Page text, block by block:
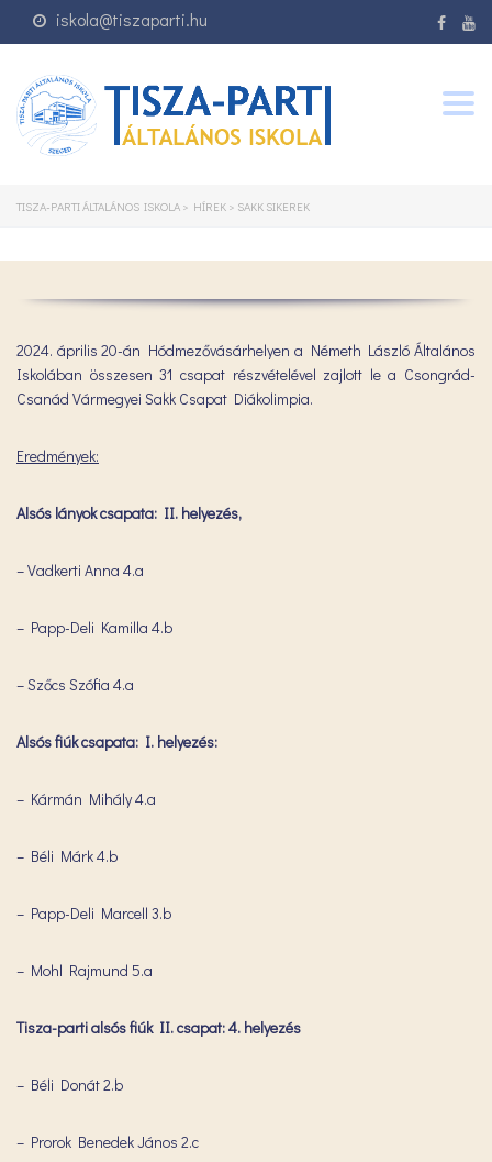
iskola@tiszaparti.hu
TISZA-PARTI ÁLTALÁNOS ISKOLA > HÍREK > SAKK SIKEREK
2024. április 20-án Hódmezővásárhelyen a Németh László Általános
Iskolában összesen 31 csapat részvételével zajlott le a Csongrád-
Csanád Vármegyei Sakk Csapat Diákolimpia.
Eredmények:
Alsós lányok csapata: II. helyezés,
– Vadkerti Anna 4.a
– Papp-Deli Kamilla 4.b
– Szőcs Szófia 4.a
Alsós fiúk csapata: I. helyezés:
– Kármán Mihály 4.a
– Béli Márk 4.b
– Papp-Deli Marcell 3.b
– Mohl Rajmund 5.a
Tisza-parti alsós fiúk II. csapat: 4. helyezés
– Béli Donát 2.b
– Prorok Benedek János 2.c